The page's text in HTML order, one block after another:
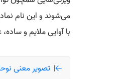
می‌شوند و این نام
با آوایی ملایم و
تصویر معنی